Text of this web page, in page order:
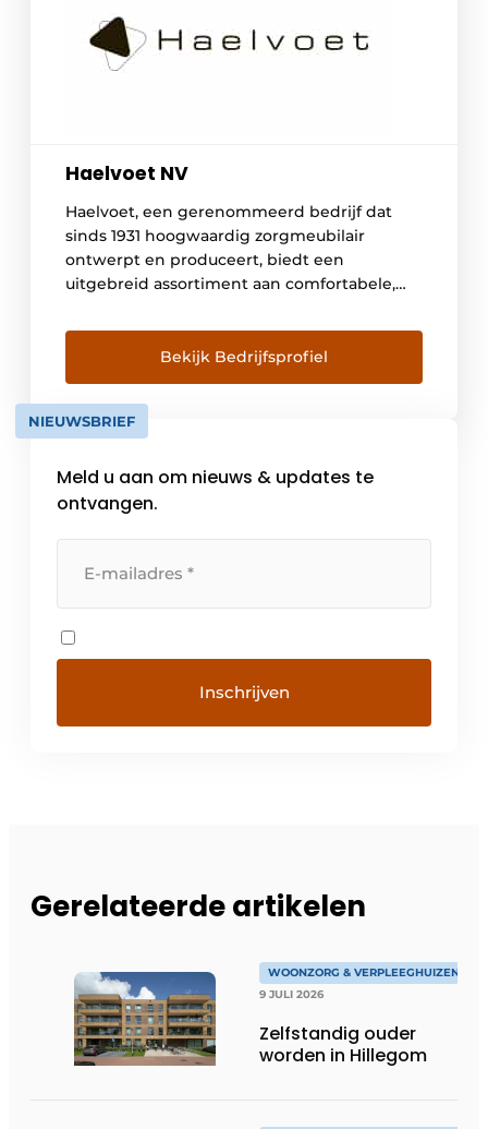
Haelvoet NV
Haelvoet, een gerenommeerd bedrijf dat
sinds 1931 hoogwaardig zorgmeubilair
ontwerpt en produceert, biedt een
uitgebreid assortiment aan comfortabele,
team van meer dan 240 toegewijde
medewerkers streeft Haelvoet dagelijks naar
nieuwe, ergonomische oplossingen voor
diverse zorgomgevingen, waaronder
ziekenhuizen, woon- en zorgcentra,
thuis, met het exclusieve […]
Bekijk Bedrijfsprofiel
NIEUWSBRIEF
Meld u aan om nieuws & updates te
ontvangen.
Gerelateerde artikelen
WOONZORG & VERPLEEGHUIZEN
9 JULI 2026
Zelfstandig ouder
worden in Hillegom